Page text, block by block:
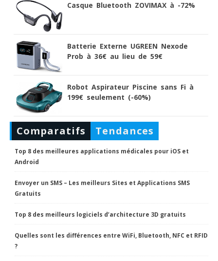
Casque Bluetooth ZOVIMAX à -72%
Batterie Externe UGREEN Nexode
Prob à 36€ au lieu de 59€
Robot Aspirateur Piscine sans Fi à
199€ seulement (-60%)
Comparatifs Tendances
Top 8 des meilleures applications médicales pour iOS et
Android
Envoyer un SMS – Les meilleurs Sites et Applications SMS
Gratuits
Top 8 des meilleurs logiciels d’architecture 3D gratuits
Quelles sont les différences entre WiFi, Bluetooth, NFC et RFID
?